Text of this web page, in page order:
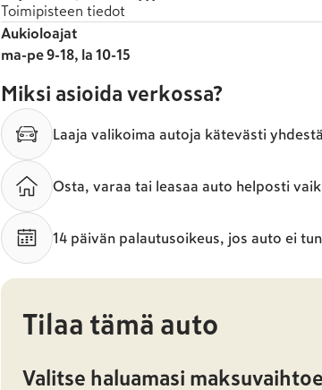
Toimipisteen tiedot
Aukioloajat
ma-pe 9-18, la 10-15
Miksi asioida verkossa?
Laaja valikoima autoja kätevästi
Osta, varaa tai leasaa auto helposti
14 päivän palautusoikeus, jos auto ei
Tilaa tämä auto
Valitse haluamasi